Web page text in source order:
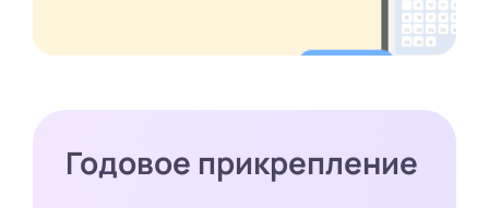
Годовое прикрепление